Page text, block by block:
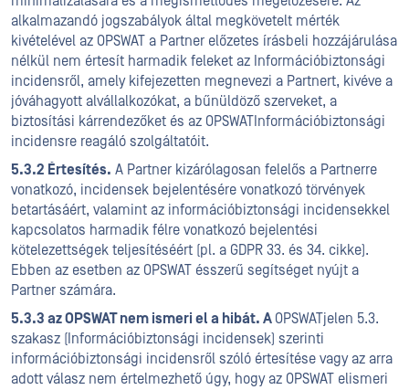
alkalmazandó jogszabályok által megkövetelt mérték
kivételével az OPSWAT a Partner előzetes írásbeli hozzájárulása
nélkül nem értesít harmadik feleket az Információbiztonsági
incidensről, amely kifejezetten megnevezi a Partnert, kivéve a
jóváhagyott alvállalkozókat, a bűnüldöző szerveket, a
biztosítási kárrendezőket és az OPSWATInformációbiztonsági
incidensre reagáló szolgáltatóit.
5.3.2 Értesítés. A Partner kizárólagosan felelős a Partnerre
vonatkozó, incidensek bejelentésére vonatkozó törvények
betartásáért, valamint az információbiztonsági incidensekkel
kapcsolatos harmadik félre vonatkozó bejelentési
kötelezettségek teljesítéséért (pl. a GDPR 33. és 34. cikke).
Ebben az esetben az OPSWAT ésszerű segítséget nyújt a
Partner számára.
5.3.3 az OPSWAT nem ismeri el a hibát. A OPSWATjelen 5.3.
szakasz (Információbiztonsági incidensek) szerinti
információbiztonsági incidensről szóló értesítése vagy az arra
adott válasz nem értelmezhető úgy, hogy az OPSWAT elismeri